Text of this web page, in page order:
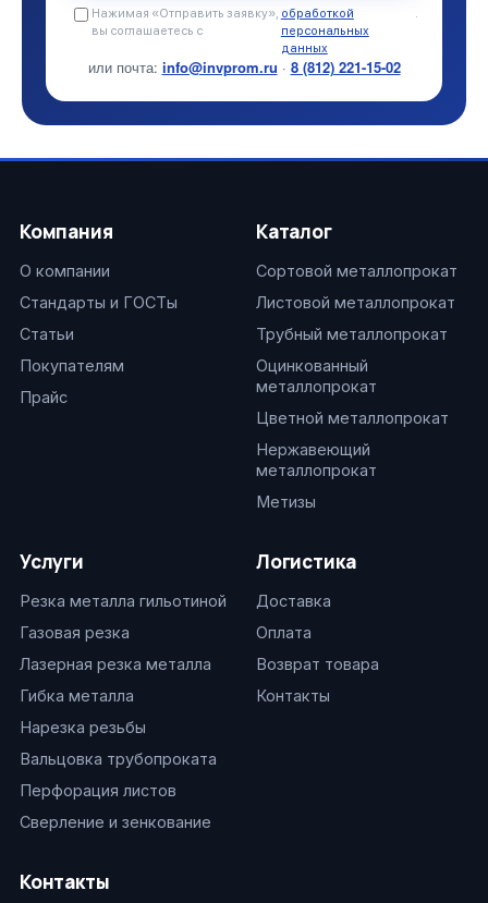
Нажимая «Отправить заявку»,
вы соглашаетесь с
обработкой
персональных
данных
.
или почта: info@invprom.ru · 8 (812) 221-15-02
Компания
О компании
Стандарты и ГОСТы
Статьи
Покупателям
Прайс
Каталог
Сортовой металлопрокат
Листовой металлопрокат
Трубный металлопрокат
Оцинкованный
металлопрокат
Цветной металлопрокат
Нержавеющий
металлопрокат
Метизы
Услуги
Резка металла гильотиной
Газовая резка
Лазерная резка металла
Гибка металла
Нарезка резьбы
Вальцовка трубопроката
Перфорация листов
Сверление и зенкование
Логистика
Доставка
Оплата
Возврат товара
Контакты
Контакты